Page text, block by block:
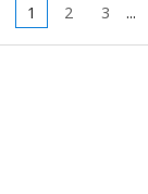
1 2 3 ...